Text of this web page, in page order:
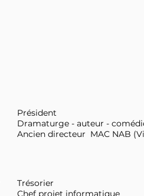
Président
Dramaturge - auteur -
Ancien directeur MAC NAB
Trésorier
Chef projet informatique